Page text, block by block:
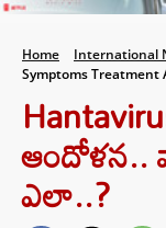
Home International
Symptoms Treatment
ఆందోళన..
ఎలా..?